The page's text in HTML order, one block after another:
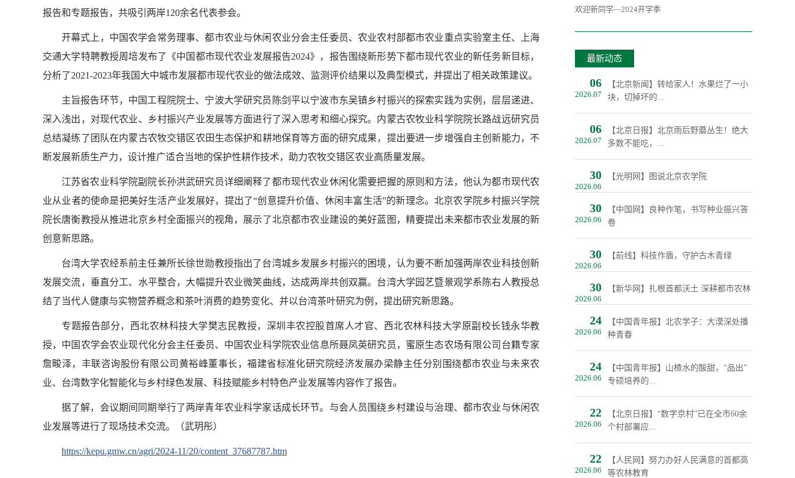
报告和专题报告，共吸引两岸120余名代表参会。
开幕式上，中国农学会常务理事、都市农业与休闲农业分会主任委员、农业农村部都市农业重点实验室主任、上海
交通大学特聘教授周培发布了《中国都市现代农业发展报告2024》，报告围绕新形势下都市现代农业的新任务新目标，
分析了2021-2023年我国大中城市发展都市现代农业的做法成效、监测评价结果以及典型模式，并提出了相关政策建议。
主旨报告环节，中国工程院院士、宁波大学研究员陈剑平以宁波市东吴镇乡村振兴的探索实践为实例，层层递进、
深入浅出，对现代农业、乡村振兴产业发展等方面进行了深入思考和细心探究。内蒙古农牧业科学院院长路战远研究员
总结凝练了团队在内蒙古农牧交错区农田生态保护和耕地保育等方面的研究成果，提出要进一步增强自主创新能力，不
断发展新质生产力，设计推广适合当地的保护性耕作技术，助力农牧交错区农业高质量发展。
江苏省农业科学院副院长孙洪武研究员详细阐释了都市现代农业休闲化需要把握的原则和方法，他认为都市现代农
业从业者的使命是把美好生活产业发展好，提出了“创意提升价值、休闲丰富生活”的新理念。北京农学院乡村振兴学院
院长唐衡教授从推进北京乡村全面振兴的视角，展示了北京都市农业建设的美好蓝图，精要提出未来都市农业发展的新
创意新思路。
台湾大学农经系前主任兼所长徐世勋教授指出了台湾城乡发展乡村振兴的困境，认为要不断加强两岸农业科技创新
发展交流，垂直分工、水平整合，大幅提升农业微笑曲线，达成两岸共创双赢。台湾大学园艺暨景观学系陈右人教授总
结了当代人健康与实物营养概念和茶叶消费的趋势变化、并以台湾茶叶研究为例，提出研究新思路。
专题报告部分，西北农林科技大学樊志民教授，深圳丰农控股首席人才官、西北农林科技大学原副校长钱永华教
授，中国农学会农业现代化分会主任委员、中国农业科学院农业信息所聂凤英研究员，蜜原生态农场有限公司台籍专家
詹畯泽，丰联咨询股份有限公司黄裕峰董事长，福建省标准化研究院经济发展办梁静主任分别围绕都市农业与未来农
业、台湾数字化智能化与乡村绿色发展、科技赋能乡村特色产业发展等内容作了报告。
据了解，会议期间同期举行了两岸青年农业科学家话成长环节。与会人员围绕乡村建设与治理、都市农业与休闲农
业发展等进行了现场技术交流。（武玥彤）
https://kepu.gmw.cn/agri/2024-11/20/content_37687787.htm
欢迎新同学—2024开学季
最新动态
06
2026.07
【北京新闻】转给家人！水果烂了一小
块，切掉坏的...
06
2026.07
【北京日报】北京雨后野蘑丛生！绝大
多数不能吃，...
30
2026.06
【光明网】图说北京农学院
30
2026.06
【中国网】良种作笔，书写种业振兴答
卷
30
2026.06
【前线】科技作盾，守护古木青绿
30
2026.06
【新华网】扎根首都沃土 深耕都市农林
24
2026.06
【中国青年报】北农学子：大漠深处播
种青春
24
2026.06
【中国青年报】山楂水的酸甜，“品出”
专硕培养的...
22
2026.06
【北京日报】“数字京村”已在全市60余
个村部署应...
22
2026.06
【人民网】努力办好人民满意的首都高
等农林教育